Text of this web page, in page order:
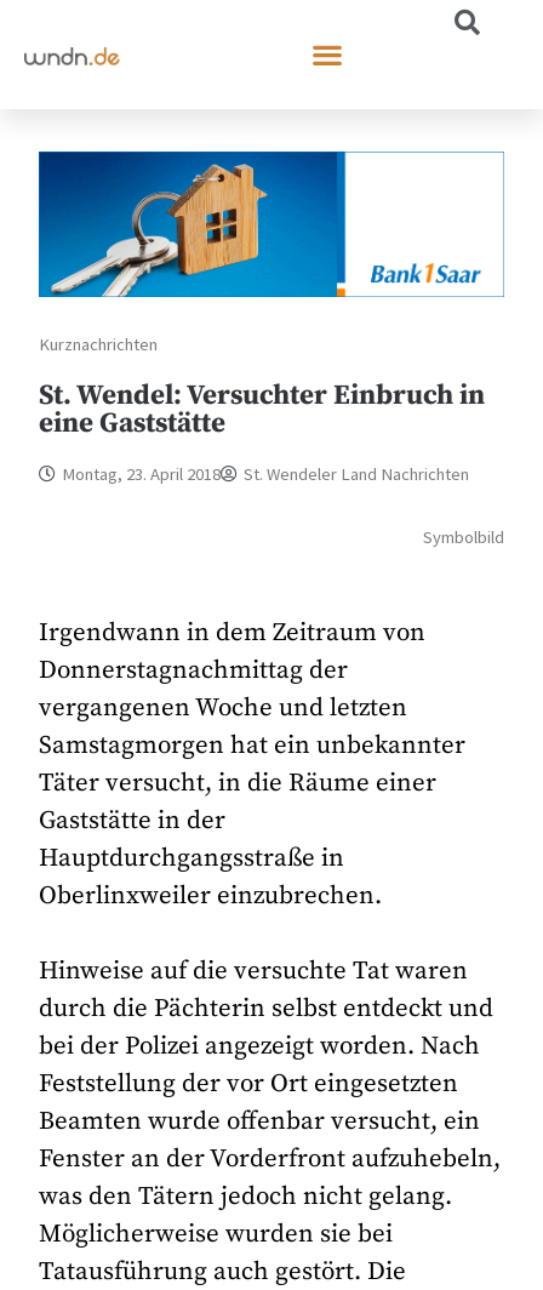
Kurznachrichten
St. Wendel: Versuchter Einbruch in
eine Gaststätte
Montag, 23. April 2018 St. Wendeler Land Nachrichten
Symbolbild
Irgendwann in dem Zeitraum von
Donnerstagnachmittag der
vergangenen Woche und letzten
Samstagmorgen hat ein unbekannter
Täter versucht, in die Räume einer
Gaststätte in der
Hauptdurchgangsstraße in
Oberlinxweiler einzubrechen.
Hinweise auf die versuchte Tat waren
durch die Pächterin selbst entdeckt und
bei der Polizei angezeigt worden. Nach
Feststellung der vor Ort eingesetzten
Beamten wurde offenbar versucht, ein
Fenster an der Vorderfront aufzuhebeln,
was den Tätern jedoch nicht gelang.
Möglicherweise wurden sie bei
Tatausführung auch gestört. Die